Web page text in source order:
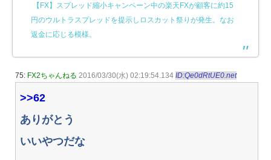
【FX】スプレッド縮小キャンペーン中の楽天FXが顧客に約15
円のウルトラスプレッドを提示しロスカット祭りが発生。なお
返金に応じる模様。
75: FX2ちゃんねる 2016/03/30(水) 02:19:54.134 ID:Qe0dRtUE0.net
>>62
ありがとう
いいやつだな